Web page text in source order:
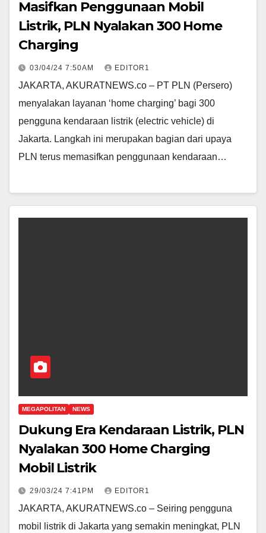
Masifkan Penggunaan Mobil
Listrik, PLN Nyalakan 300 Home
Charging
03/04/24 7:50AM EDITOR1
JAKARTA, AKURATNEWS.co – PT PLN (Persero)
menyalakan layanan ‘home charging’ bagi 300
pengguna kendaraan listrik (electric vehicle) di
Jakarta. Langkah ini merupakan bagian dari upaya
PLN terus memasifkan penggunaan kendaraan…
MEGAPOLITAN NEWS
Dukung Era Kendaraan Listrik, PLN
Nyalakan 300 Home Charging
Mobil Listrik
29/03/24 7:41PM EDITOR1
JAKARTA, AKURATNEWS.co – Seiring pengguna
mobil listrik di Jakarta yang semakin meningkat, PLN